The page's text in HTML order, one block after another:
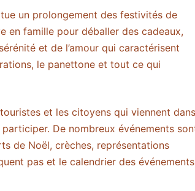
un prolongement des festivités de
en famille pour déballer des cadeaux,
et de l’amour qui caractérisent
le panettone et tout ce qui
et les citoyens qui viennent dans
De nombreux événements
de Noël, crèches, représentations
pas et le calendrier des événements